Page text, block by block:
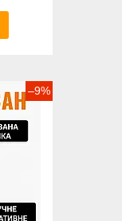
–9%